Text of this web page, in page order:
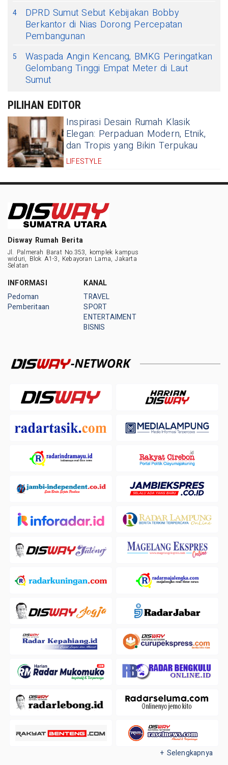
4
DPRD Sumut Sebut Kebijakan Bobby
Berkantor di Nias Dorong Percepatan
Pembangunan
5
Waspada Angin Kencang, BMKG Peringatkan
Gelombang Tinggi Empat Meter di Laut
Sumut
PILIHAN EDITOR
Inspirasi Desain Rumah Klasik
Elegan: Perpaduan Modern, Etnik,
dan Tropis yang Bikin Terpukau
LIFESTYLE
Disway Rumah Berita
Jl. Palmerah Barat No.353, komplek kampus
widuri, Blok A1-3, Kebayoran Lama, Jakarta
Selatan
INFORMASI
Pedoman
Pemberitaan
KANAL
TRAVEL
SPORT
ENTERTAIMENT
BISNIS
+ Selengkapnya